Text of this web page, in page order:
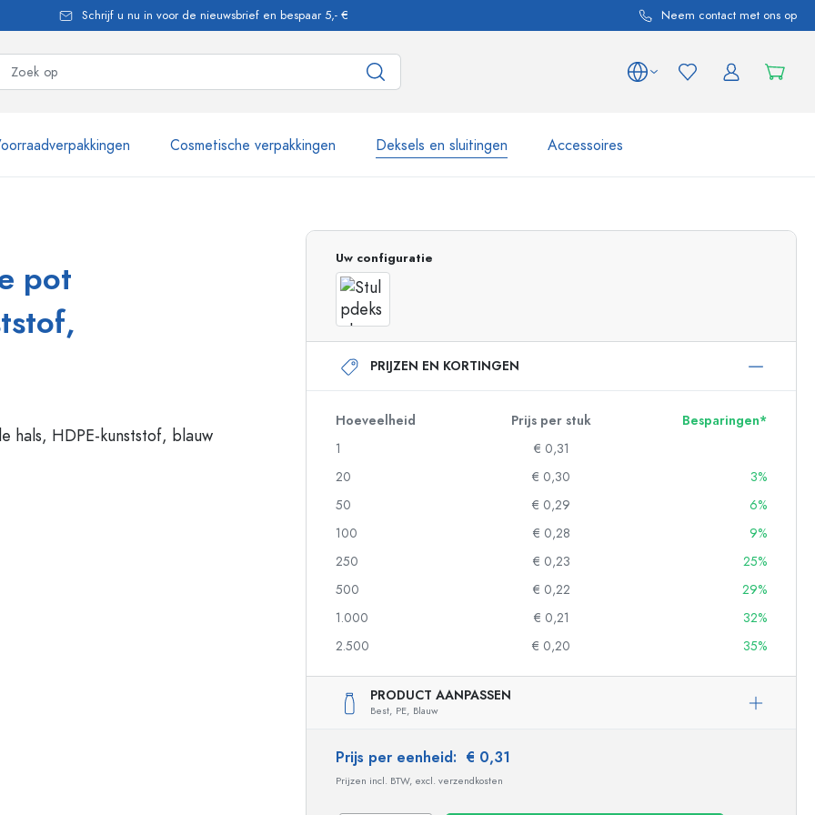
Schrijf u nu in voor de nieuwsbrief en bespaar 5,- € Neem contact met ons op
Cosmetische verpakkingen Deksels en sluitingen Accessoires
Airless Dispenser
Rollerflesjes
Knijpflessen
Inmaakflessen
Ginflessen
Kerstflessen
Decoratieve flessen
Gistingsflessen & Mandflessen
Potten e Potjes
pot
Uw configuratie
PRIJZEN EN KORTINGEN
Hoeveelheid Prijs per stuk
Besparingen*
1
€ 0,31
20
€ 0,30
3%
50
€ 0,29
6%
100
€ 0,28
9%
250
€ 0,23
25%
500
€ 0,22
29%
1.000
€ 0,21
32%
2.500
€ 0,20 35%
PRODUCT AANPASSEN
Best, PE, Blauw
Prijs per eenheid: € 0,31
Prijzen incl. BTW, excl. verzendkosten